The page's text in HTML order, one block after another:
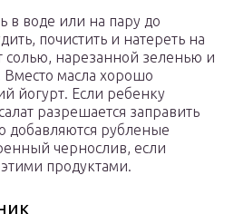
в воде или на пару до
почистить и натереть на
солью, нарезанной зеленью и
масла хорошо
йогурт. Если ребенку
разрешается заправить
добавляются рубленые
чернослив, если
продуктами.